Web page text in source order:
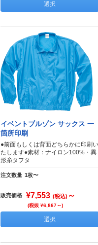
選択
イベントブルゾン サックス 一
箇所印刷
●前面もしくは背面どちらかに印刷い
たします●素材：ナイロン100%・異
形糸タフタ
注文数量 1枚〜
販売価格 ¥7,553 (税込) ～
(税抜 ¥6,867～)
選択